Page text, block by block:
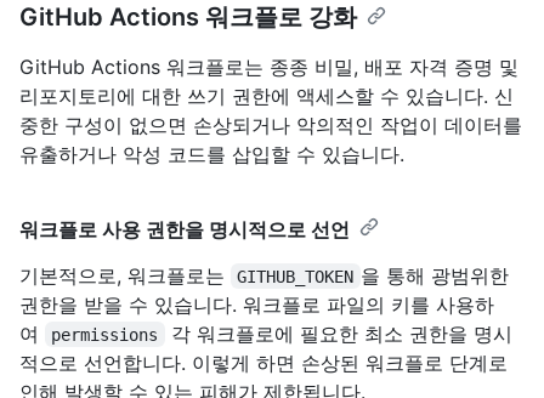
GitHub Actions 워크플로 강화
GitHub Actions 워크플로는 종종 비밀, 배포 자격 증명 및
리포지토리에 대한 쓰기 권한에 액세스할 수 있습니다. 신
중한 구성이 없으면 손상되거나 악의적인 작업이 데이터를
유출하거나 악성 코드를 삽입할 수 있습니다.
워크플로 사용 권한을 명시적으로 선언
기본적으로, 워크플로는
GITHUB_TOKEN 을 통해 광범위한
권한을 받을 수 있습니다. 워크플로 파일의 키를 사용하
여
permissions
각 워크플로에 필요한 최소 권한을 명시
적으로 선언합니다. 이렇게 하면 손상된 워크플로 단계로
인해 발생할 수 있는 피해가 제한됩니다.